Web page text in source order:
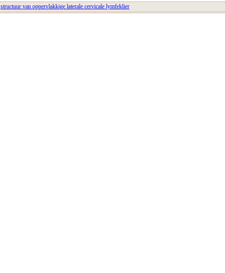
structuur van oppervlakkige laterale cervicale lymfeklier